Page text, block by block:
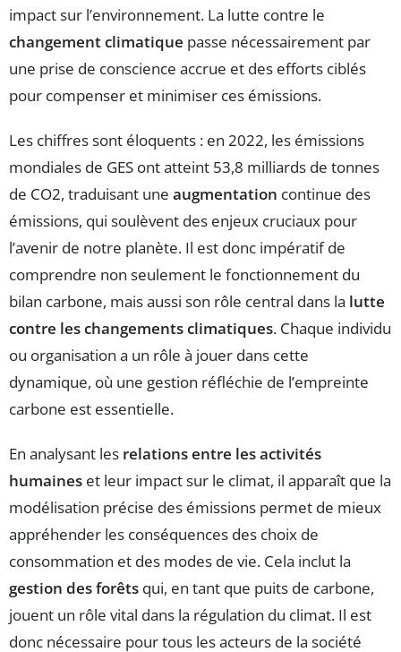
impact sur l’environnement. La lutte contre le
changement climatique passe nécessairement par
une prise de conscience accrue et des efforts ciblés
pour compenser et minimiser ces émissions.
Les chiffres sont éloquents : en 2022, les émissions
mondiales de GES ont atteint 53,8 milliards de tonnes
de CO2, traduisant une augmentation continue des
émissions, qui soulèvent des enjeux cruciaux pour
l’avenir de notre planète. Il est donc impératif de
comprendre non seulement le fonctionnement du
bilan carbone, mais aussi son rôle central dans la lutte
contre les changements climatiques. Chaque individu
ou organisation a un rôle à jouer dans cette
dynamique, où une gestion réfléchie de l’empreinte
carbone est essentielle.
En analysant les relations entre les activités
humaines et leur impact sur le climat, il apparaît que la
modélisation précise des émissions permet de mieux
appréhender les conséquences des choix de
consommation et des modes de vie. Cela inclut la
gestion des forêts qui, en tant que puits de carbone,
jouent un rôle vital dans la régulation du climat. Il est
donc nécessaire pour tous les acteurs de la société